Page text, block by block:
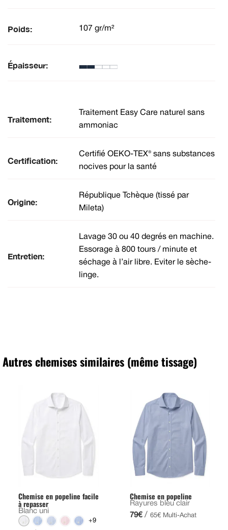
Poids: 107 gr/m²
Épaisseur:
Traitement:
Traitement Easy Care naturel sans
ammoniac
Certification:
Certifié OEKO-TEX® sans substances
nocives pour la santé
Origine:
République Tchèque (tissé par
Mileta)
Entretien:
Lavage 30 ou 40 degrés en machine.
Essorage à 800 tours / minute et
séchage à l’air libre. Eviter le sèche-
linge.
Autres chemises similaires (même tissage)
Chemise en popeline facile
à repasser
Blanc uni
+9
Chemise en popeline
Rayures bleu clair
79€ / 65€ Multi-Achat